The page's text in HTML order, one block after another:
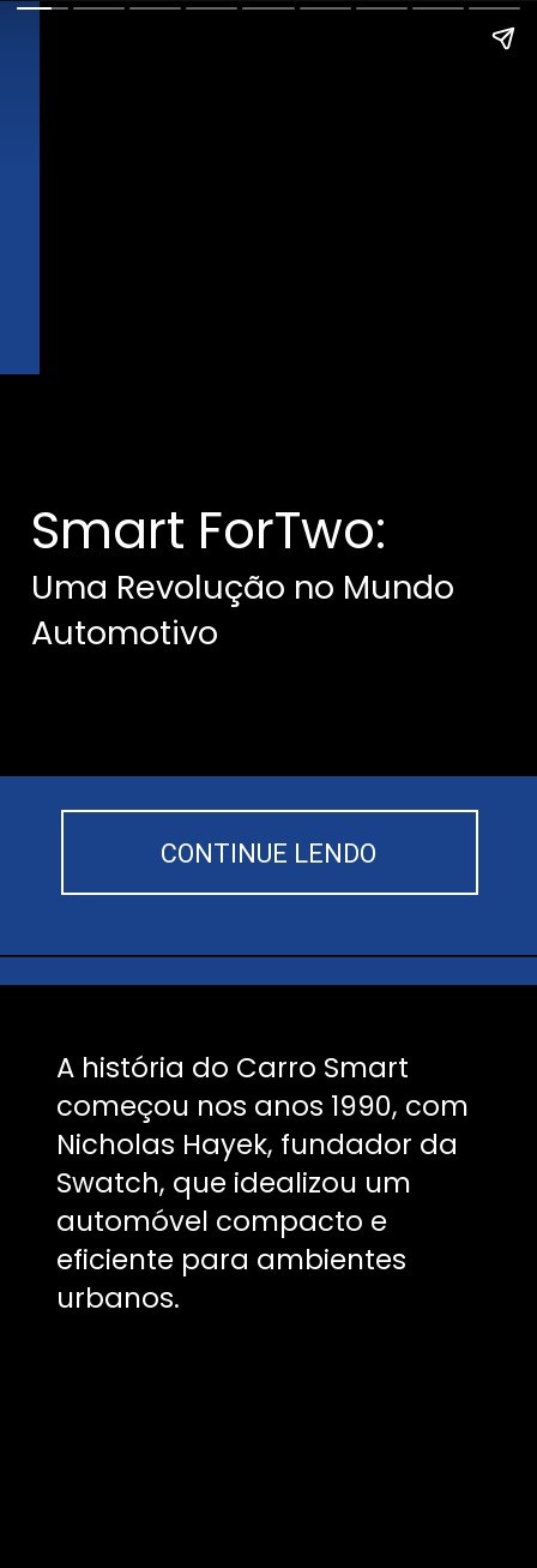
Smart ForTwo:
Uma Revolução no Mundo
Automotivo
CONTINUE LENDO
A história do Carro Smart
começou nos anos 1990, com
Nicholas Hayek, fundador da
Swatch, que idealizou um
automóvel compacto e
eficiente para ambientes
urbanos.